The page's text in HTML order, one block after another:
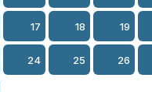
17 18 19
24 25 26